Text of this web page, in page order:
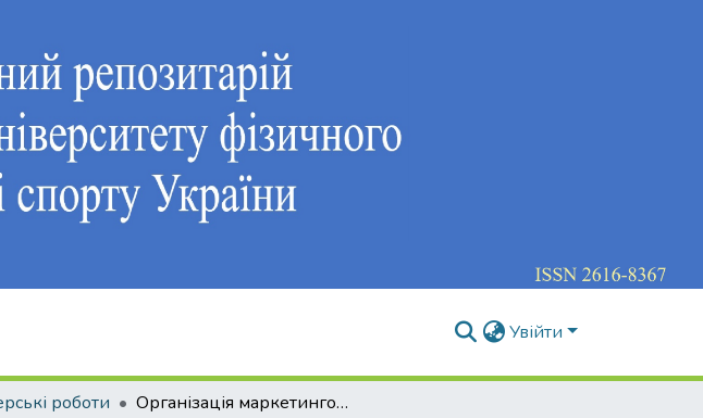
Увійти
роботи Організація маркетингової діяльності сучасної спортивної організації